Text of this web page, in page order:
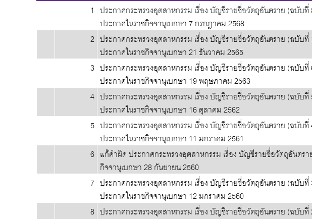
1 ประกาศกระทรวงอุตสาหกรรม เรื่อง บัญชีรายชื่อวัตถุอันตราย (ฉบับ
ประกาศในราชกิจจานุเบกษา 7 กรกฎาคม 2568
2 ประกาศกระทรวงอุตสาหกรรม เรื่อง บัญชีรายชื่อวัตถุอันตราย (ฉบับ
ประกาศในราชกิจจานุเบกษา 21 ธันวาคม 2565
3 ประกาศกระทรวงอุตสาหกรรม เรื่อง บัญชีรายชื่อวัตถุอันตราย (ฉบับ
ประกาศในราชกิจจานุเบกษา 19 พฤษภาคม 2563
4 ประกาศกระทรวงอุตสาหกรรม เรื่อง บัญชีรายชื่อวัตถุอันตราย (ฉบับ
ประกาศในราชกิจจานุเบกษา 16 ตุลาคม 2562
5 ประกาศกระทรวงอุตสาหกรรม เรื่อง บัญชีรายชื่อวัตถุอันตราย (ฉบับ
ประกาศในราชกิจจานุเบกษา 11 มกราคม 2561
6 แก้คำผิด ประกาศกระทรวงอุตสาหกรรม เรื่อง บัญชีรายชื่อวัตถุอันตร
กิจจานุเบกษา 28 กันยายน 2560
7 ประกาศกระทรวงอุตสาหกรรม เรื่อง บัญชีรายชื่อวัตถุอันตราย (ฉบับ
ประกาศในราชกิจจานุเบกษา 12 มกราคม 2560
8 ประกาศกระทรวงอุตสาหกรรม เรื่อง บัญชีรายชื่อวัตถุอันตราย (ฉบับ